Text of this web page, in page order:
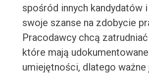
spośród innych kandydatów
swoje szanse na zdobycie
Pracodawcy chcą
które mają
umiejętności, dlatego ważne